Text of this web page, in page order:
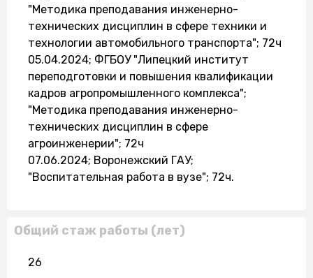
"Методика преподавания инженерно-
технических дисциплин в сфере техники и
технологии автомобильного транспорта"; 72ч
05.04.2024; ФГБОУ "Липецкий институт
переподготовки и повышения квалификации
кадров агропромышленного комплекса";
"Методика преподавания инженерно-
технических дисциплин в сфере
агроинженерии"; 72ч
07.06.2024; Воронежский ГАУ;
"Воспитательная работа в вузе"; 72ч.
Общий стаж работы (лет)
26